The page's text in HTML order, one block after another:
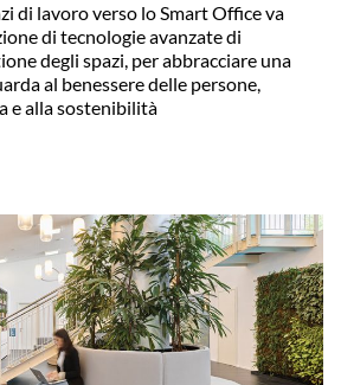
di lavoro verso lo Smart Office va
di tecnologie avanzate di
degli spazi, per abbracciare una
al benessere delle persone,
e alla sostenibilità